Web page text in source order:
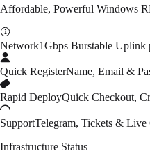
Affordable, Powerful Windows
Network1Gbps Burstable Uplink
Quick RegisterName, Email &
Rapid DeployQuick Checkout,
SupportTelegram, Tickets & Live
Infrastructure Status